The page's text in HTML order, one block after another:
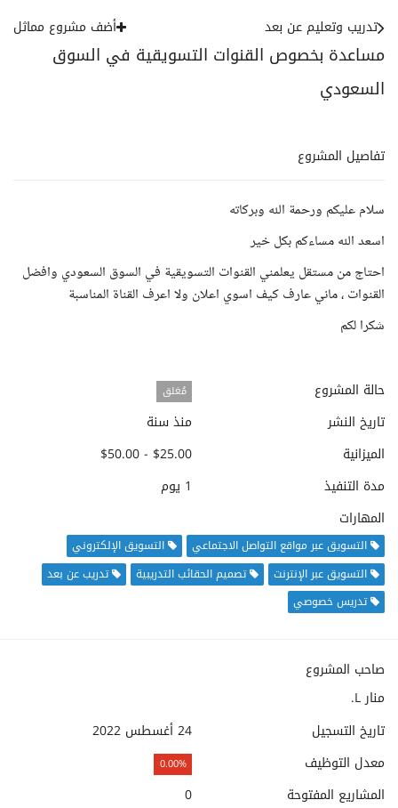
مساعدة بخصوص القنوات التسويقية في السوق
السعودي
تدريب وتعليم عن بعد أضف مشروع مماثل
تفاصيل المشروع
سلام عليكم ورحمة الله وبركاته
اسعد الله مساءكم بكل خير
احتاج من مستقل يعلمني القنوات التسويقية في السوق السعودي وافضل
القنوات ، ماني عارف كيف اسوي اعلان ولا اعرف القناة المناسبة
شكرا لكم
حالة المشروع مُغلق
تاريخ النشر
منذ سنة
الميزانية
$25.00 - $50.00
مدة التنفيذ
1 يوم
المهارات
التسويق عبر مواقع التواصل الاجتماعي
التسويق الإلكتروني
التسويق عبر الإنترنت
تصميم الحقائب التدريبية
تدريب عن بعد
تدريس خصوصي
صاحب المشروع
منار L.
تاريخ التسجيل
24 أغسطس 2022
معدل التوظيف
0.00%
المشاريع المفتوحة
0